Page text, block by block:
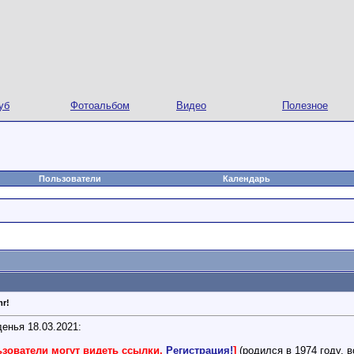
Фотоальбом Видео Полезное
Пользователи Календарь
18.03.2021:
могут видеть ссылки. Регистрация!] (родился в 1974 году,